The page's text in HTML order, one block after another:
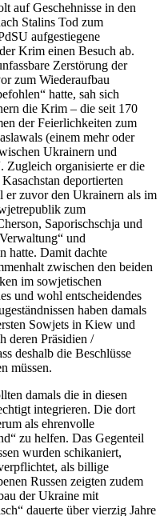
auf Geschehnisse in den
Stalins Tod zum
aufgestiegene
Krim einen Besuch ab.
Zerstörung der
zum Wiederaufbau
hatte, sah sich
die Krim – die seit 170
der Feierlichkeiten zum
(einem mehr oder
Ukrainern und
Zugleich organisierte er die
deportierten
er zuvor den Ukrainern als im
zum
Saporischschja und
und
hatte. Damit dachte
zwischen den beiden
im sowjetischen
und wohl entscheidendes
haben damals
Sowjets in Kiew und
deren Präsidien /
deshalb die Beschlüsse
müssen.
damals die in diesen
integrieren. Die dort
als ehrenvolle
zu helfen. Das Gegenteil
wurden schikaniert,
als billige
Russen zeigten zudem
der Ukraine mit
dauerte über vierzig Jahre